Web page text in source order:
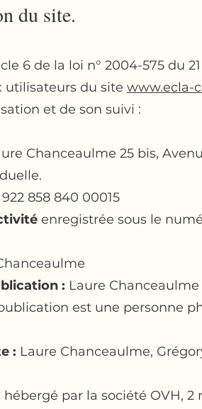
du site.
6 de la loi n° 2004-575 du
utilisateurs du site www.ecla-
et de son suivi :
Chanceaulme 25 bis,
922 858 840 00015
enregistrée sous le
: Laure Chanceaulme
est une personne
: Laure Chanceaulme,
hébergé par la société OVH, 2